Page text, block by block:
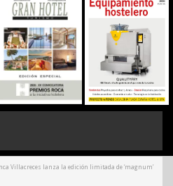
Villacreces lanza la edición limitada de ‘magnum’